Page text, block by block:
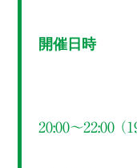
開催日時
20:00～22:00 （